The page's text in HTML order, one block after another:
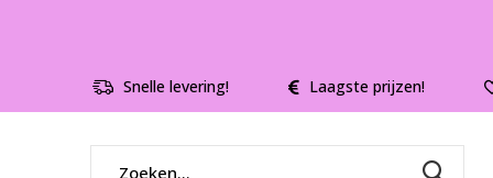
Snelle levering! Laagste prijzen!